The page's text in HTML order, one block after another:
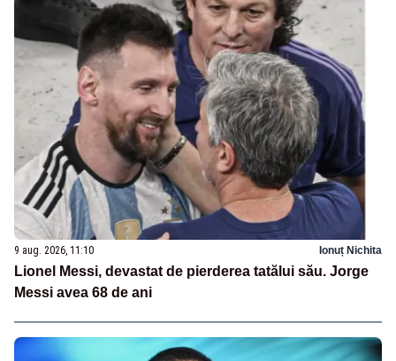
9 aug. 2026, 11:10 Ionuț Nichita
Lionel Messi, devastat de pierderea tatălui său. Jorge
Messi avea 68 de ani